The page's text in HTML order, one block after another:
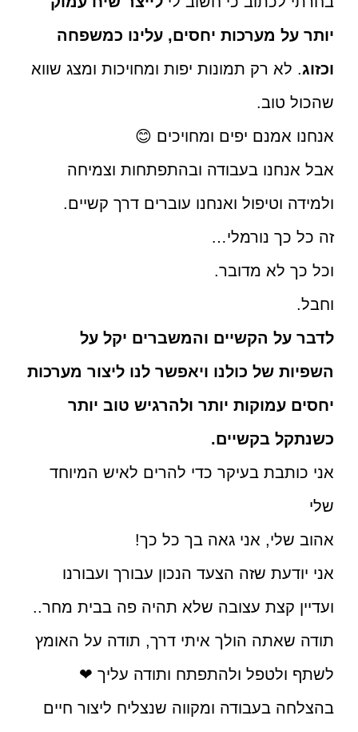
יותר על מערכות יחסים, עלינו כמשפחה
וכזוג. לא רק תמונות יפות ומחויכות ומצג שווא
שהכול טוב.
אנחנו אמנם יפים ומחויכים 😊
אבל אנחנו בעבודה ובהתפתחות וצמיחה
ולמידה וטיפול ואנחנו עוברים דרך קשיים.
זה כל כך נורמלי…
וכל כך לא מדובר.
וחבל.
לדבר על הקשיים והמשברים יקל על
השפיות של כולנו ויאפשר לנו ליצור מערכות
יחסים עמוקות יותר ולהרגיש טוב יותר
כשנתקל בקשיים.
אני כותבת בעיקר כדי להרים לאיש המיוחד
שלי
אהוב שלי, אני גאה בך כל כך!
אני יודעת שזה הצעד הנכון עבורך ועבורנו
ועדיין קצת עצובה שלא תהיה פה בבית מחר..
תודה שאתה הולך איתי דרך, תודה על האומץ
לשתף ולטפל ולהתפתח ותודה עליך ❤
בהצלחה בעבודה ומקווה שנצליח ליצור חיים